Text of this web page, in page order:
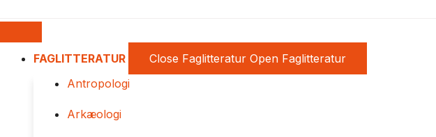
FAGLITTERATUR Close Faglitteratur Open Faglitteratur
Antropologi
Arkæologi